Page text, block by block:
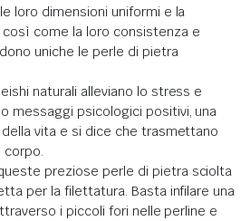
loro dimensioni uniformi e la
così come la loro consistenza e
uniche le perle di pietra
naturali alleviano lo stress e
messaggi psicologici positivi, una
vita e si dice che trasmettano
corpo.
preziose perle di pietra sciolta
per la filettatura. Basta infilare una
i piccoli fori nelle perline e